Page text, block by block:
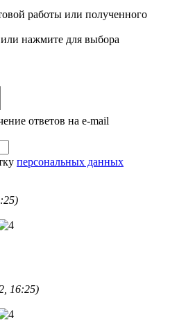
работы или полученного
нажмите для выбора
ответов на e-mail
персональных данных
16:25)